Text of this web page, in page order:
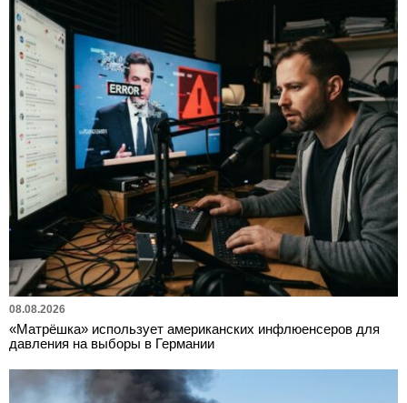
08.08.2026
«Матрёшка» использует американских инфлюенсеров для
давления на выборы в Германии